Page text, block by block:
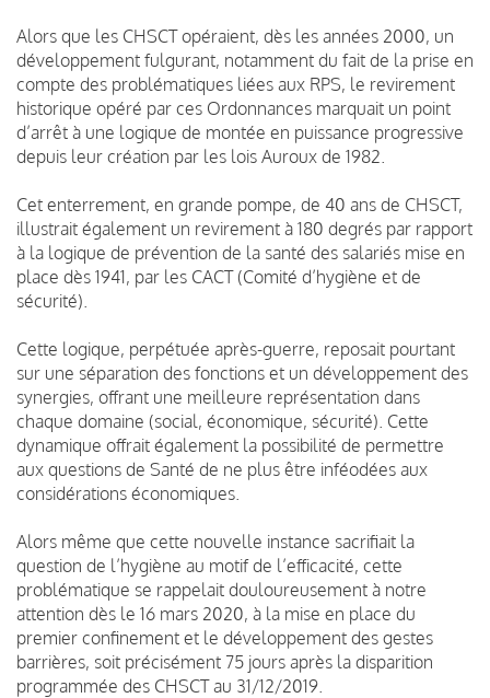
Alors que les CHSCT opéraient, dès les années 2000, un
développement fulgurant, notamment du fait de la prise en
compte des problématiques liées aux RPS, le revirement
historique opéré par ces Ordonnances marquait un point
d’arrêt à une logique de montée en puissance progressive
depuis leur création par les lois Auroux de 1982.
Cet enterrement, en grande pompe, de 40 ans de CHSCT,
illustrait également un revirement à 180 degrés par rapport
à la logique de prévention de la santé des salariés mise en
place dès 1941, par les CACT (Comité d’hygiène et de
sécurité).
Cette logique, perpétuée après-guerre, reposait pourtant
sur une séparation des fonctions et un développement des
synergies, offrant une meilleure représentation dans
chaque domaine (social, économique, sécurité). Cette
dynamique offrait également la possibilité de permettre
aux questions de Santé de ne plus être inféodées aux
considérations économiques.
Alors même que cette nouvelle instance sacrifiait la
question de l’hygiène au motif de l’efficacité, cette
problématique se rappelait douloureusement à notre
attention dès le 16 mars 2020, à la mise en place du
premier confinement et le développement des gestes
barrières, soit précisément 75 jours après la disparition
programmée des CHSCT au 31/12/2019.